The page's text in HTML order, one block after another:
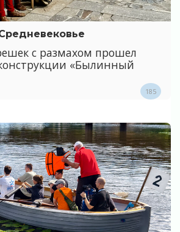
с размахом прошел
«Былинный
185